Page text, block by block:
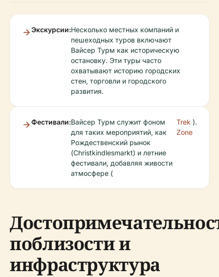
Экскурсии:Несколько местных компаний и
пешеходных туров включают
Вайсер Турм как историческую
остановку. Эти туры часто
охватывают историю городских
стен, торговли и городского
развития.
Фестивали:Вайсер Турм служит фоном
для таких мероприятий, как
Рождественский рынок
(Christkindlesmarkt) и летние
фестивали, добавляя живости
атмосфере (
Trek
Zone
).
поблизости и
инфраструктура